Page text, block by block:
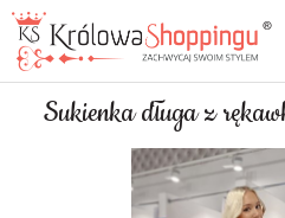
Sukienka długa z